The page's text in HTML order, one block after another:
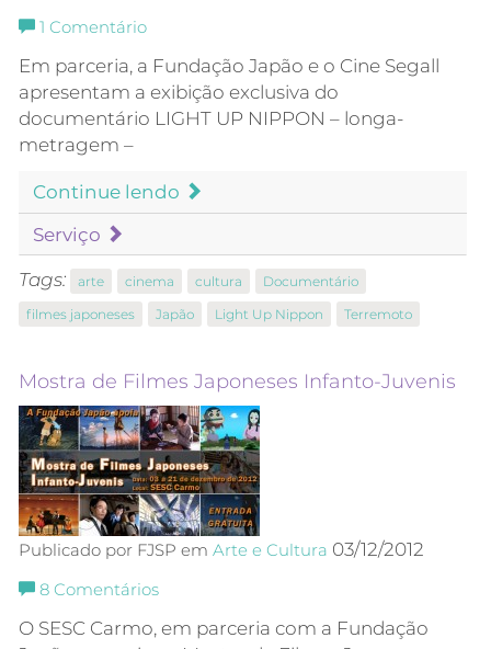
1 Comentário
Em parceria, a Fundação Japão e o Cine Segall
apresentam a exibição exclusiva do
documentário LIGHT UP NIPPON – longa-
metragem –
Continue lendo
Serviço
Tags: arte cinema cultura
Documentário
filmes japoneses
Japão Light Up Nippon Terremoto
Mostra de Filmes Japoneses Infanto-Juvenis
Publicado por FJSP em Arte e Cultura 03/12/2012
8 Comentários
O SESC Carmo, em parceria com a Fundação